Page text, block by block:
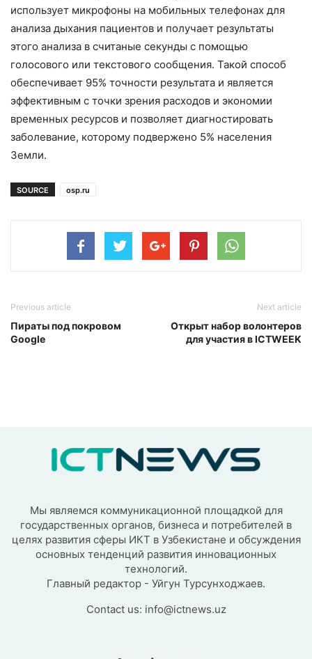
использует микрофоны на мобильных телефонах для
анализа дыхания пациентов и получает результаты
этого анализа в считаные секунды с помощью
голосового или текстового сообщения. Такой способ
обеспечивает 95% точности результата и является
эффективным с точки зрения расходов и экономии
временных ресурсов и позволяет диагностировать
заболевание, которому подвержено 5% населения
Земли.
SOURCE osp.ru
Previous article
Пираты под покровом
Google
Next article
Открыт набор волонтеров
для участия в ICTWEEK
Мы являемся коммуникационной площадкой для
государственных органов, бизнеса и потребителей в
целях развития сферы ИКТ в Узбекистане и обсуждения
основных тенденций развития инновационных
технологий.
Главный редактор - Уйгун Турсунходжаев.
Contact us: info@ictnews.uz